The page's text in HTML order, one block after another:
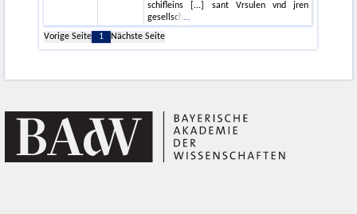
schifleins [...] sant Vrsulen vnd jren
gesellsch
Vorige Seite
1 Nächste Seite